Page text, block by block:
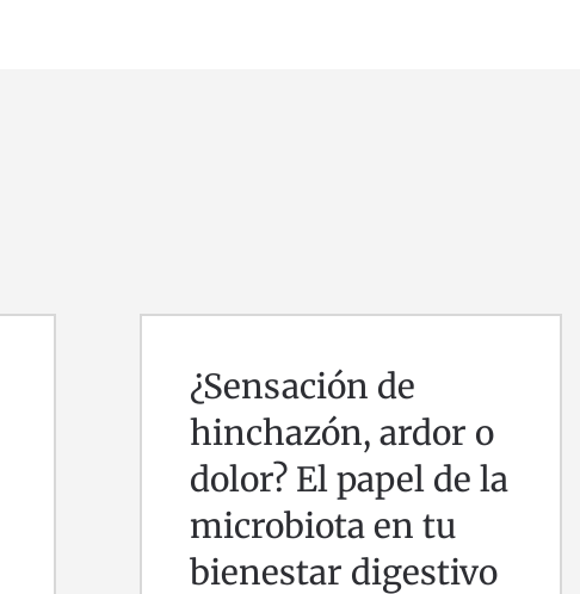
¿Sensación de
hinchazón, ardor o
dolor? El papel de la
microbiota en tu
bienestar digestivo